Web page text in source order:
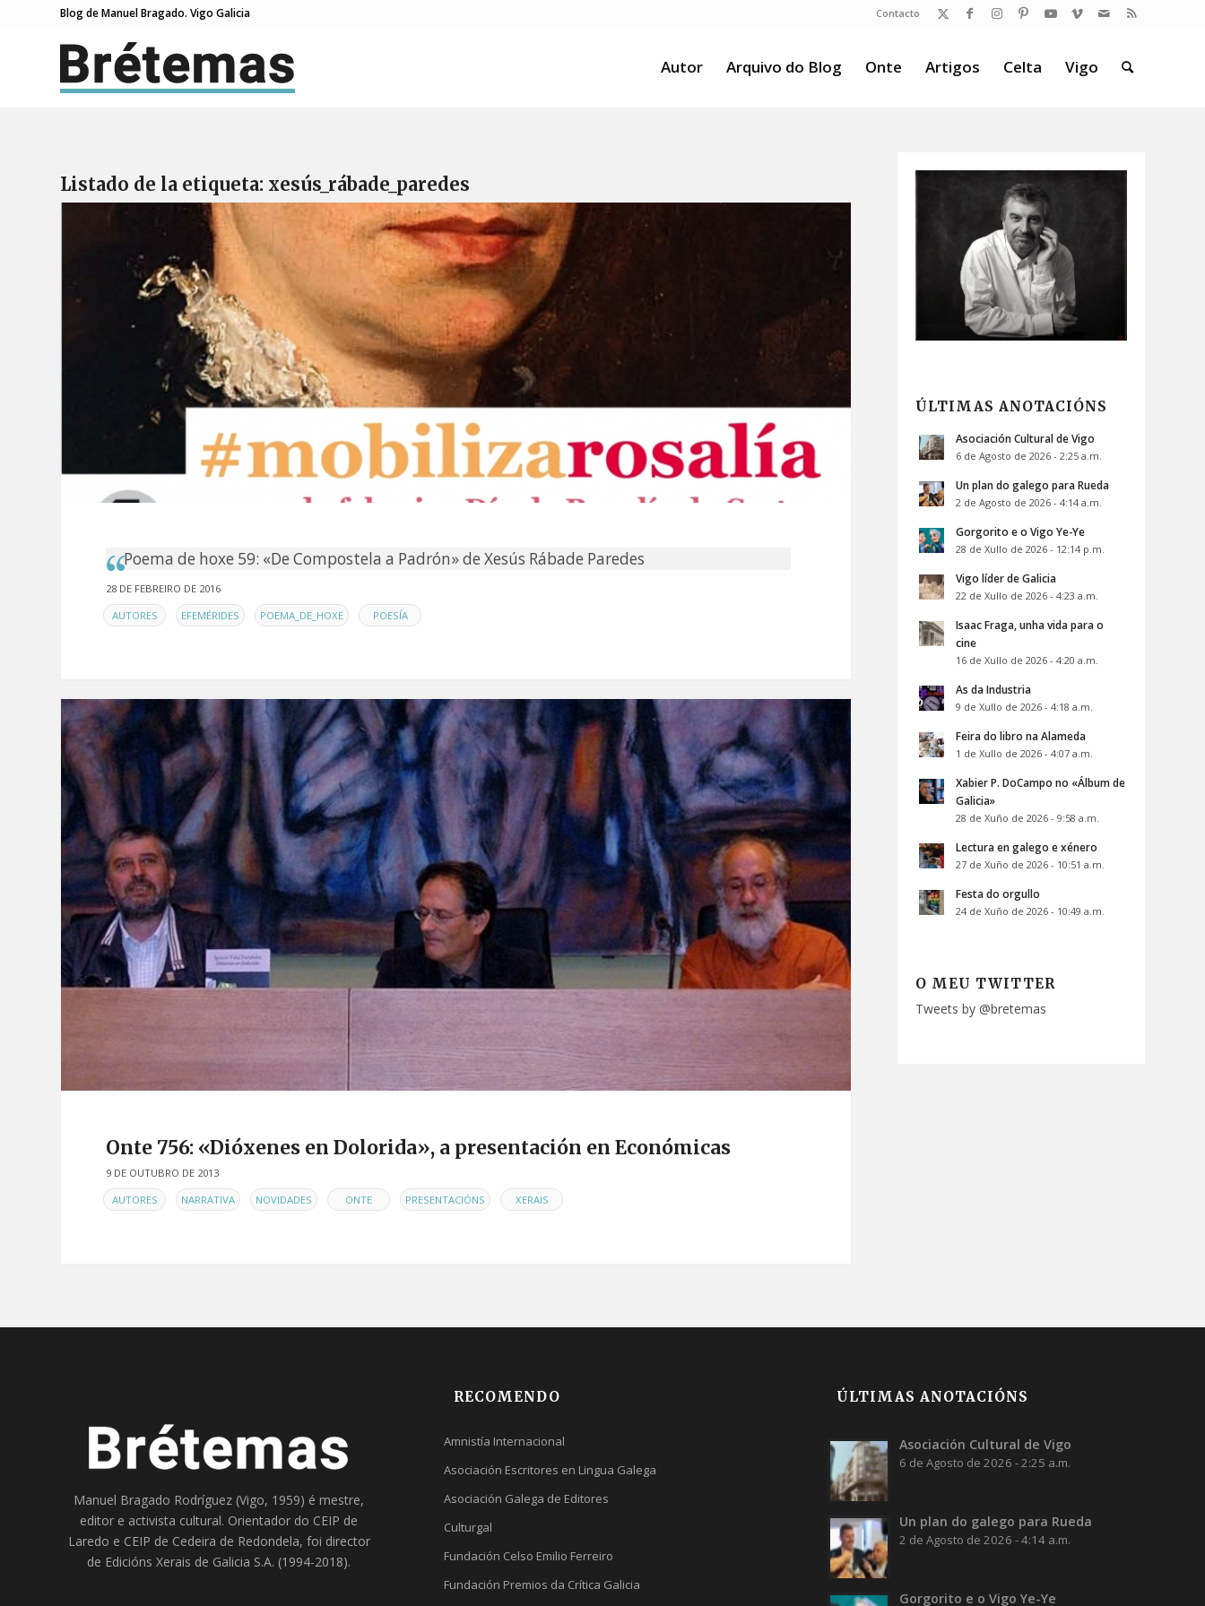
Contacto
Blog de Manuel Bragado. Vigo Galicia
Autor Arquivo do Blog Onte Artigos Celta Vigo
Listado de la etiqueta: xesús_rábade_paredes
Poema de hoxe 59: «De Compostela a Padrón» de Xesús Rábade Paredes
28 DE FEBREIRO DE 2016
EN AUTORES EFEMÉRIDES POEMA_DE_HOXE POESÍA
Onte 756: «Dióxenes en Dolorida», a presentación en Económicas
9 DE OUTUBRO DE 2013
EN AUTORES NARRATIVA NOVIDADES ONTE PRESENTACIÓNS XERAIS
ÚLTIMAS ANOTACIÓNS
Asociación Cultural de Vigo
6 de Agosto de 2026 - 2:25 a.m.
Un plan do galego para Rueda
2 de Agosto de 2026 - 4:14 a.m.
Gorgorito e o Vigo Ye-Ye
28 de Xullo de 2026 - 12:14 p.m.
Vigo líder de Galicia
22 de Xullo de 2026 - 4:23 a.m.
Isaac Fraga, unha vida para o
cine
16 de Xullo de 2026 - 4:20 a.m.
As da Industria
9 de Xullo de 2026 - 4:18 a.m.
Feira do libro na Alameda
1 de Xullo de 2026 - 4:07 a.m.
Xabier P. DoCampo no «Álbum de
Galicia»
28 de Xuño de 2026 - 9:58 a.m.
Lectura en galego e xénero
27 de Xuño de 2026 - 10:51 a.m.
Festa do orgullo
24 de Xuño de 2026 - 10:49 a.m.
O MEU TWITTER
Tweets by @bretemas
Manuel Bragado Rodríguez (Vigo, 1959) é mestre,
editor e activista cultural. Orientador do CEIP de
Laredo e CEIP de Cedeira de Redondela, foi director
de Edicións Xerais de Galicia S.A. (1994-2018).
RECOMENDO
Amnistía Internacional
Asociación Escritores en Lingua Galega
Asociación Galega de Editores
Culturgal
Fundación Celso Emilio Ferreiro
Fundación Premios da Crítica Galicia
ÚLTIMAS ANOTACIÓNS
Asociación Cultural de Vigo
6 de Agosto de 2026 - 2:25 a.m.
Un plan do galego para Rueda
2 de Agosto de 2026 - 4:14 a.m.
Gorgorito e o Vigo Ye-Ye